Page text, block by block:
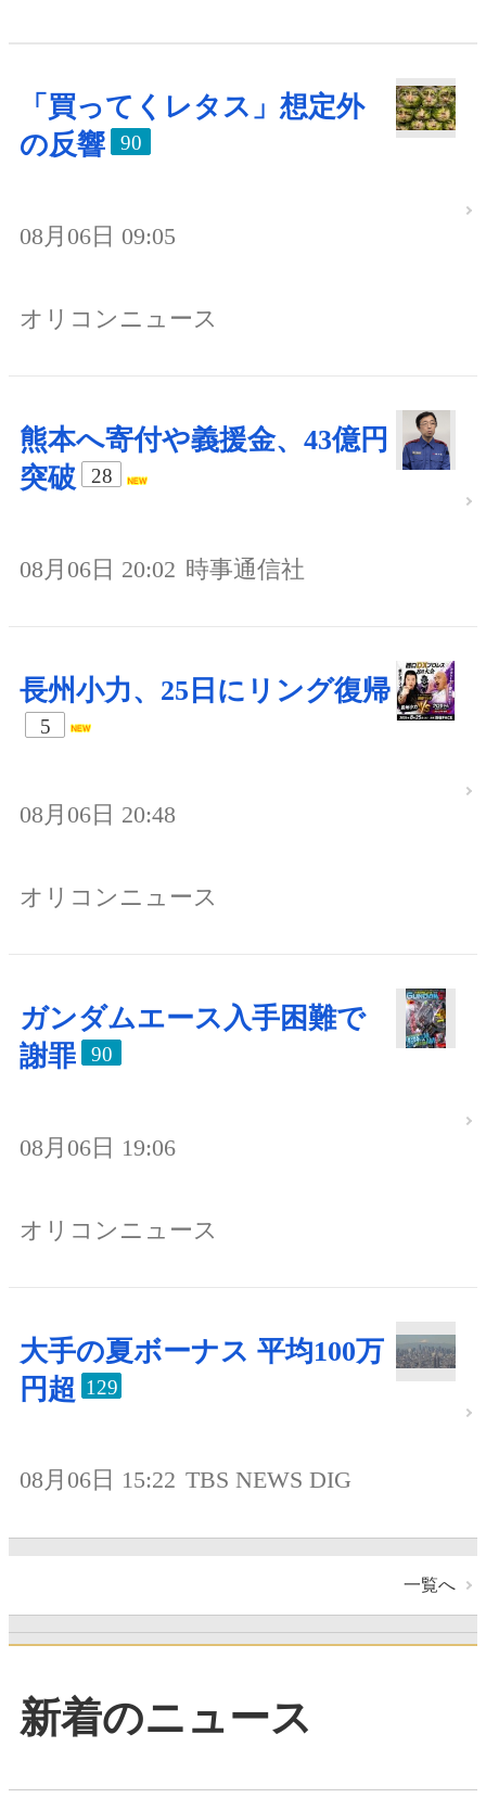
「買ってくレタス」想定外
の反響
90
08月06日 09:05
オリコンニュース
熊本へ寄付や義援金、43億円
突破
28
08月06日 20:02 時事通信社
長州小力、25日にリング復帰
5
08月06日 20:48
オリコンニュース
ガンダムエース入手困難で
謝罪
90
08月06日 19:06
オリコンニュース
大手の夏ボーナス 平均100万
円超 129
08月06日 15:22 TBS NEWS DIG
一覧へ
新着のニュース